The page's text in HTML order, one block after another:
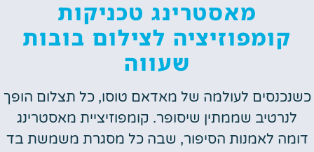
מאסטרינג טכניקות
קומפוזיציה לצילום בובות
שעווה
כשנכנסים לעולמה של מאדאם טוסו, כל תצלום הופך
לנרטיב שממתין שיסופר. קומפוזיציית מאסטרינג
דומה לאמנות הסיפור, שבה כל מסגרת משמשת בד